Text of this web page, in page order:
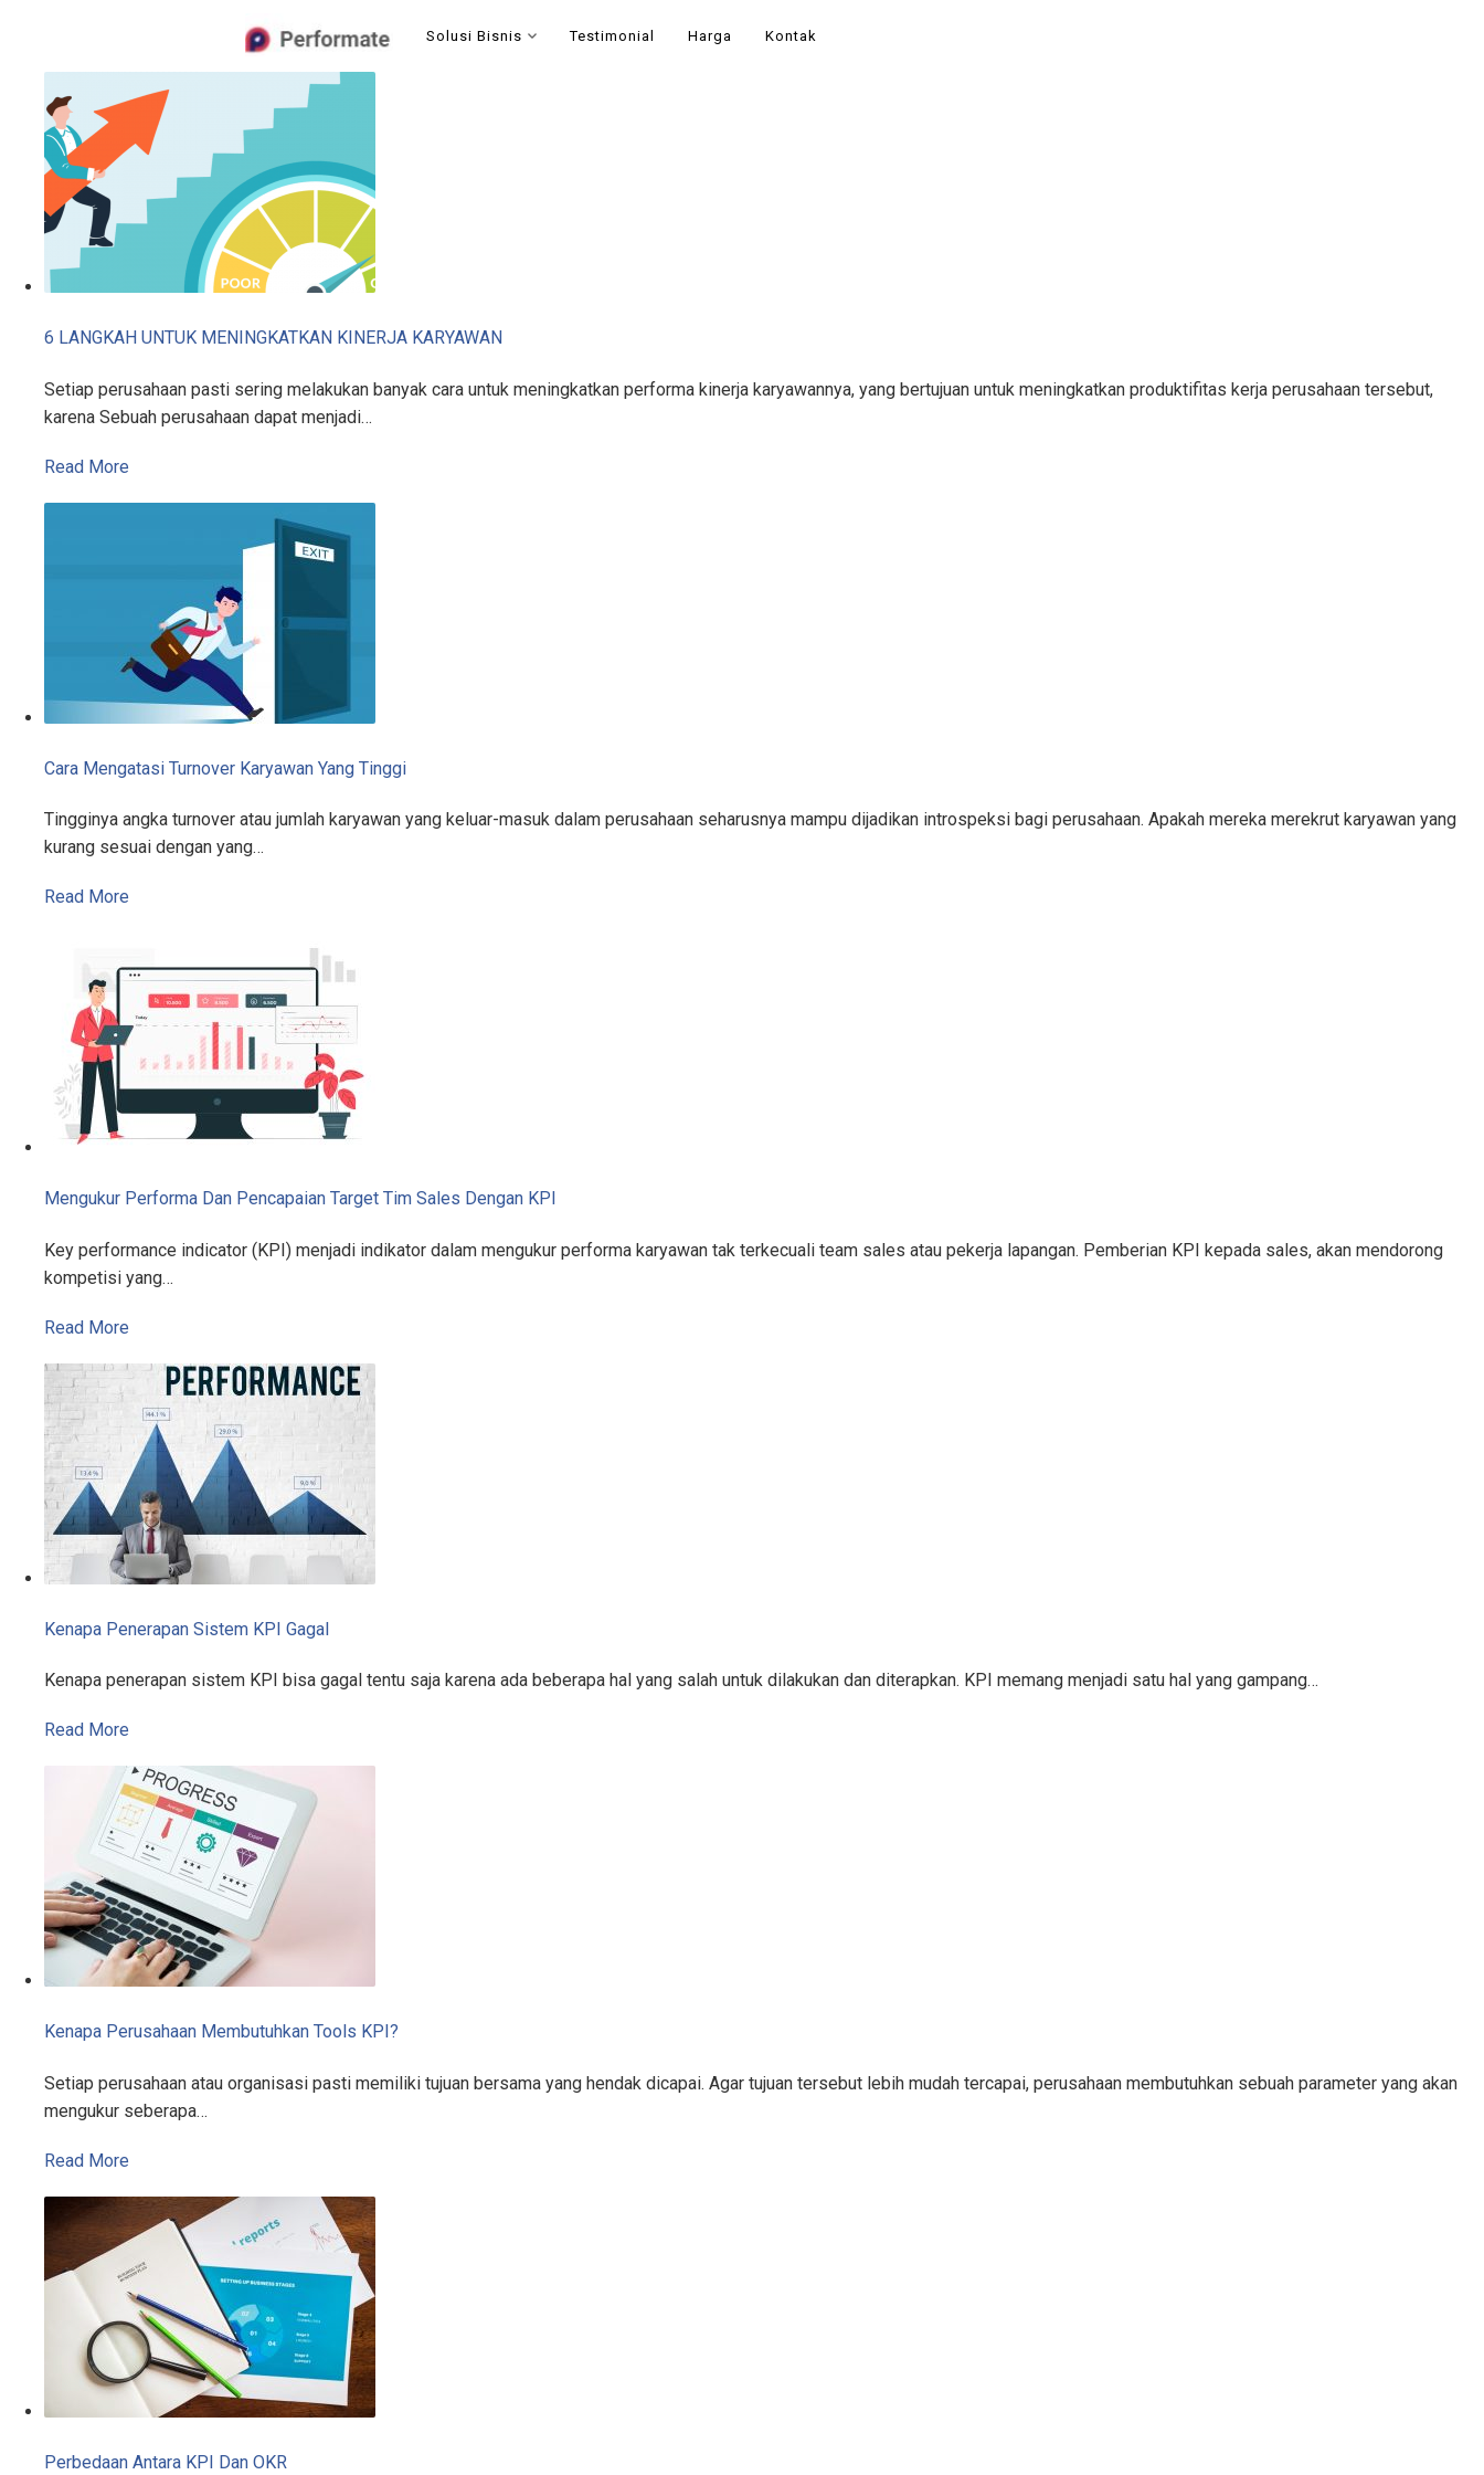
content
Solusi Bisnis Testimonial Harga Kontak
6 LANGKAH UNTUK MENINGKATKAN KINERJA KARYAWAN
Setiap perusahaan pasti sering melakukan banyak cara untuk meningkatkan performa kinerja karyawannya, yang bertujuan untuk meningkatkan produktifitas kerja perusahaan tersebut,
karena Sebuah perusahaan dapat menjadi…
Read More
Cara Mengatasi Turnover Karyawan Yang Tinggi
Tingginya angka turnover atau jumlah karyawan yang keluar-masuk dalam perusahaan seharusnya mampu dijadikan introspeksi bagi perusahaan. Apakah mereka merekrut karyawan yang
kurang sesuai dengan yang…
Read More
Mengukur Performa Dan Pencapaian Target Tim Sales Dengan KPI
Key performance indicator (KPI) menjadi indikator dalam mengukur performa karyawan tak terkecuali team sales atau pekerja lapangan. Pemberian KPI kepada sales, akan mendorong
kompetisi yang…
Read More
Kenapa Penerapan Sistem KPI Gagal
Kenapa penerapan sistem KPI bisa gagal tentu saja karena ada beberapa hal yang salah untuk dilakukan dan diterapkan. KPI memang menjadi satu hal yang gampang…
Read More
Kenapa Perusahaan Membutuhkan Tools KPI?
Setiap perusahaan atau organisasi pasti memiliki tujuan bersama yang hendak dicapai. Agar tujuan tersebut lebih mudah tercapai, perusahaan membutuhkan sebuah parameter yang akan
mengukur seberapa…
Read More
Perbedaan Antara KPI Dan OKR